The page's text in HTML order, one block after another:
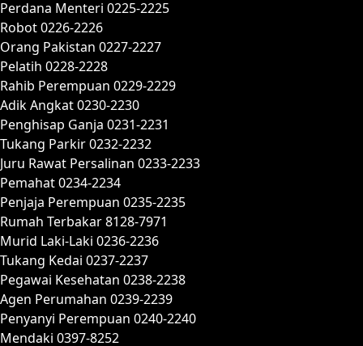
Perdana Menteri 0225-2225
Robot 0226-2226
Orang Pakistan 0227-2227
Pelatih 0228-2228
Rahib Perempuan 0229-2229
Adik Angkat 0230-2230
Penghisap Ganja 0231-2231
Tukang Parkir 0232-2232
Juru Rawat Persalinan 0233-2233
Pemahat 0234-2234
Penjaja Perempuan 0235-2235
Rumah Terbakar 8128-7971
Murid Laki-Laki 0236-2236
Tukang Kedai 0237-2237
Pegawai Kesehatan 0238-2238
Agen Perumahan 0239-2239
Penyanyi Perempuan 0240-2240
Mendaki 0397-8252